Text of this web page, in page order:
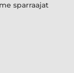
sparraajat